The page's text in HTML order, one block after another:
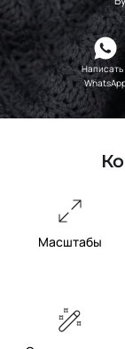
Написать
Масштабы